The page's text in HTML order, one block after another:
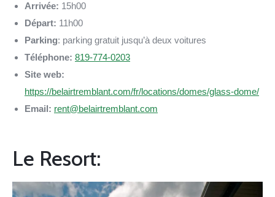
Arrivée: 15h00
Départ: 11h00
Parking: parking gratuit jusqu’à deux voitures
Téléphone: 819-774-0203
Site web:
https://belairtremblant.com/fr/locations/domes/glass-dome/
Email: rent@belairtremblant.com
Le Resort: